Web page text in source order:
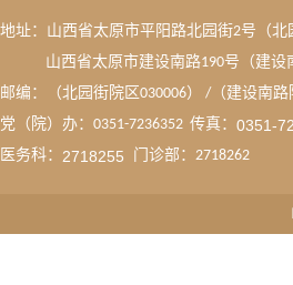
地址：山西省太原市平阳路北园街2号（北
山西省太原市建设南路190号（建设
邮编：（北园街院区030006） /（建设南路
党（院）办：0351-7236352 传真： 0351-
医务科： 2718255 门诊部：2718262